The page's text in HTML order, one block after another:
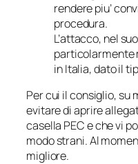
rendere piu’
procedura.
L’attacco, nel
particolarmente
in Italia, dato il
Per cui il consiglio, su
evitare di aprire
casella PEC e che vi
modo strani. Al
migliore.